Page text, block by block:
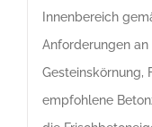
Innenbereich
Anforderungen
Gesteinskörnung,
empfohlene